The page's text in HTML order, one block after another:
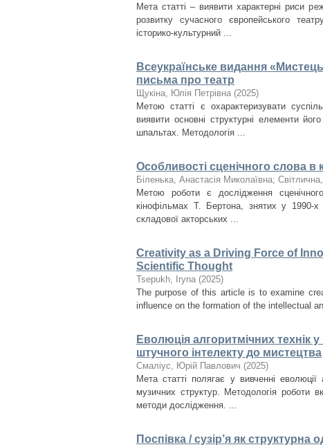
Мета статті – виявити характерні риси
розвитку сучасного європейського
історико-культурний ...
Всеукраїнське видання
письма про театр
Щукіна, Юлія Петрівна (2025)
Метою статті є охарактеризувати
виявити основні структурні елементи
шпальтах. Методологія ...
Особливості сценічного слова в
Біленька, Анастасія Миколаївна;
Метою роботи є дослідження
кінофільмах Т. Бертона, знятих у 1990-
складової акторських ...
Creativity as a Driving Force of
Scientific Thought
Tsepukh, Iryna (2025)
The purpose of this article is to examine
influence on the formation of the intellectual
Еволюція алгоритмічних технік
штучного інтелекту до мистецтва
Смаліус, Юрій Павлович (2025)
Мета статті полягає у вивченні еволюції
музичних структур. Методологія роботи
методи дослідження. ...
Поспівка / сузір’я як структурна